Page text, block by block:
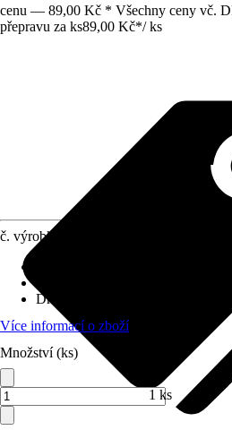
cenu — 89,00 Kč * Všechny ceny vč.
přepravu za ks89,00 Kč*/ ks
č. výrobku
Druh závitu
Více informací o zboží
Množství (ks)
1 ks